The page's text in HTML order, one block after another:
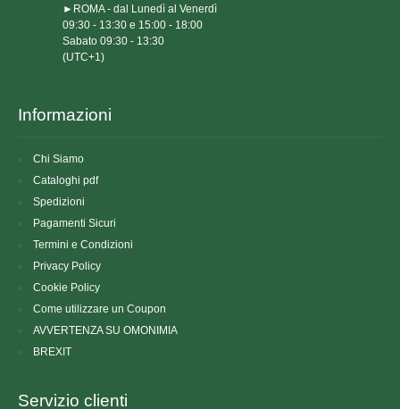
►ROMA - dal Lunedì al Venerdì
09:30 - 13:30 e 15:00 - 18:00
Sabato 09:30 - 13:30
(UTC+1)
Informazioni
Chi Siamo
Cataloghi pdf
Spedizioni
Pagamenti Sicuri
Termini e Condizioni
Privacy Policy
Cookie Policy
Come utilizzare un Coupon
AVVERTENZA SU OMONIMIA
BREXIT
Servizio clienti